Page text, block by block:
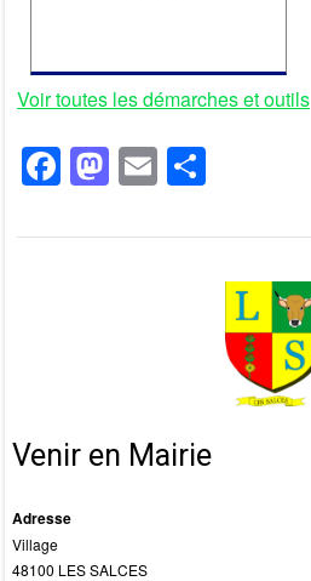
Voir toutes les démarches et outils
F
c
k
M
st
E
ailta
g
er
Venir en Mairie
Adresse
Village
48100 LES SALCES